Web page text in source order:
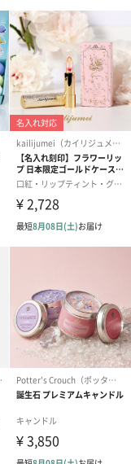
グリーン（
可能日が通常より
グリ
ブーケ（ピン